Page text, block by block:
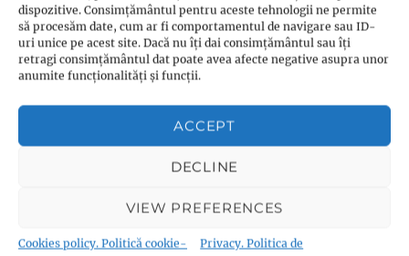
dispozitive. Consimțământul pentru aceste tehnologii ne permite
să procesăm date, cum ar fi comportamentul de navigare sau ID-
uri unice pe acest site. Dacă nu îți dai consimțământul sau îți
retragi consimțământul dat poate avea afecte negative asupra unor
anumite funcționalități și funcții.
ACCEPT
DECLINE
VIEW PREFERENCES
Cookies policy. Politică cookie-
Privacy. Politica de
Budism
Budismul în Japonia
(1)